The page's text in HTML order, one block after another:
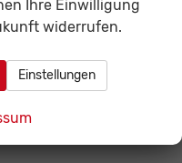
Ihre Einwilligung
widerrufen.
Einstellungen